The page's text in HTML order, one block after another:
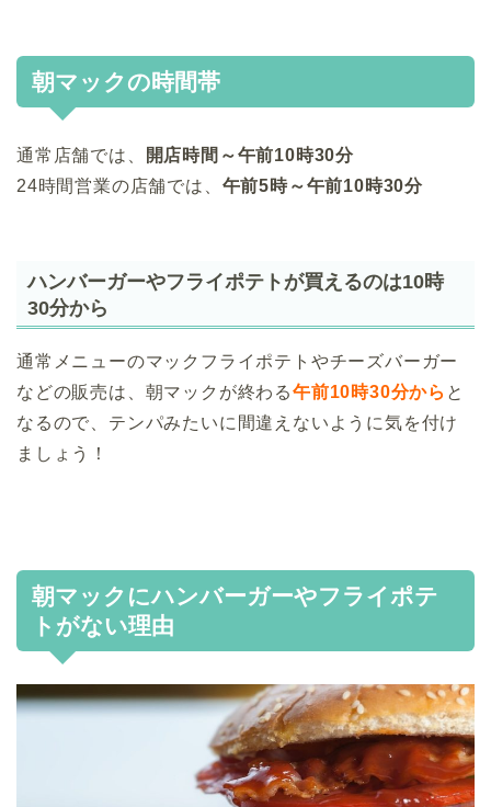
朝マックの時間帯
通常店舗では、
開店時間～午前10時30分
24時間営業の店舗では、 午前5時～午前10時30分
ハンバーガーやフライポテトが買えるのは10時
30分から
通常メニューのマックフライポテトやチーズバーガー
などの販売は、朝マックが終わる午前10時30分から と
なるので、テンパみたいに間違えないように気を付け
ましょう！
朝マックにハンバーガーやフライポテ
トがない理由